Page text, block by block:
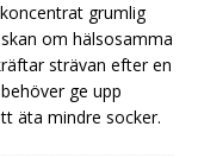
grumlig
om hälsosamma
strävan efter en
ge upp
äta mindre socker.